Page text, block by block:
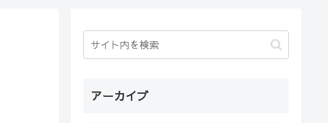
アーカイブ